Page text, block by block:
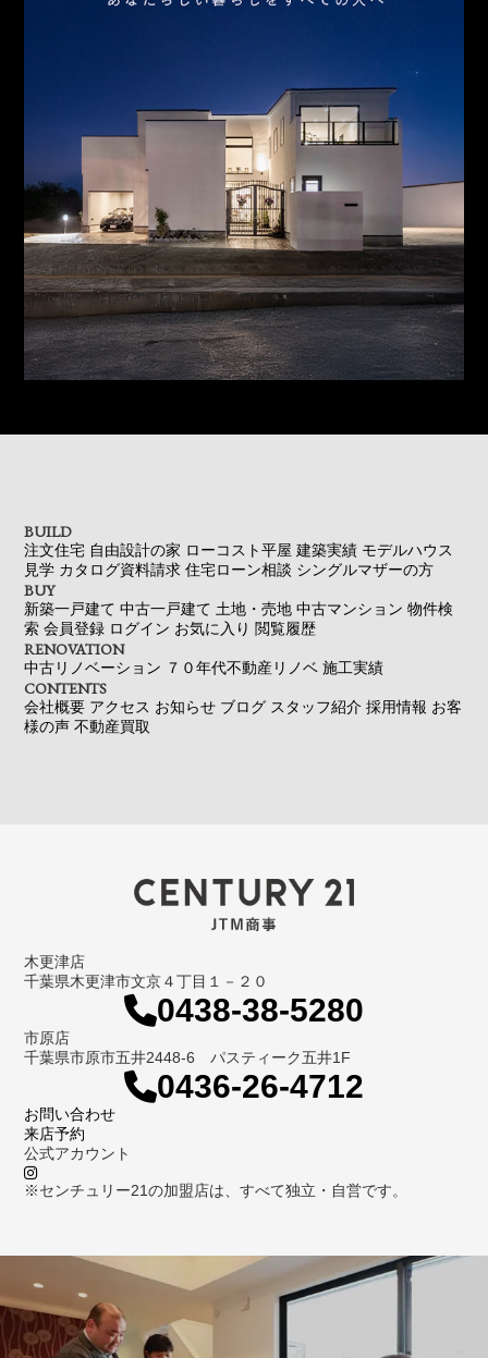
BUILD
注文住宅 自由設計の家 ローコスト平屋 建築実績 モデルハウス
見学 カタログ資料請求 住宅ローン相談 シングルマザーの方
BUY
新築一戸建て 中古一戸建て 土地・売地 中古マンション 物件検
索 会員登録 ログイン お気に入り 閲覧履歴
RENOVATION
中古リノベーション ７０年代不動産リノベ 施工実績
CONTENTS
会社概要 アクセス お知らせ ブログ スタッフ紹介 採用情報 お客
様の声 不動産買取
木更津店
千葉県木更津市文京４丁目１－２０
0438-38-5280
市原店
千葉県市原市五井2448-6 パスティーク五井1F
0436-26-4712
お問い合わせ
来店予約
公式アカウント
※センチュリー21の加盟店は、すべて独立・自営です。